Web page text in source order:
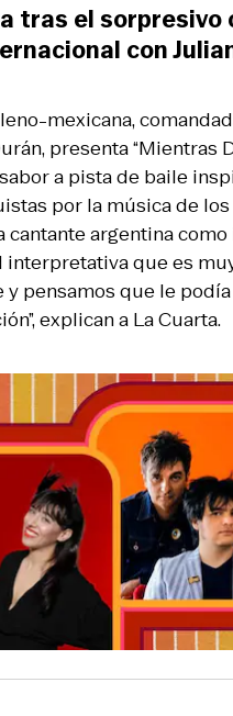
mexicana,
presenta “Mientras
a pista de baile
por la música de
cantante argentina como
interpretativa que es
pensamos que le
explican a La Cuarta.
tras el sorpresivo
con